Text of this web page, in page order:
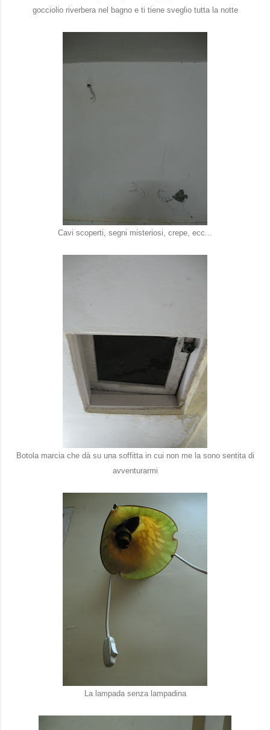
gocciolio riverbera nel bagno e ti tiene sveglio tutta la notte
Cavi scoperti, segni misteriosi, crepe, ecc...
Botola marcia che dà su una soffitta in cui non me la sono sentita di
avventurarmi
La lampada senza lampadina